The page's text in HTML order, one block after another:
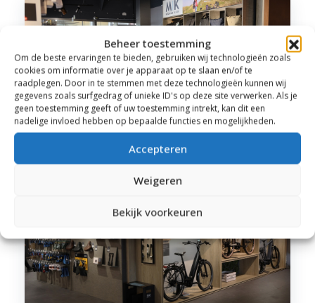
Beheer toestemming
Om de beste ervaringen te bieden, gebruiken wij technologieën zoals
cookies om informatie over je apparaat op te slaan en/of te
raadplegen. Door in te stemmen met deze technologieën kunnen wij
gegevens zoals surfgedrag of unieke ID's op deze site verwerken. Als je
geen toestemming geeft of uw toestemming intrekt, kan dit een
nadelige invloed hebben op bepaalde functies en mogelijkheden.
Accepteren
Weigeren
Bekijk voorkeuren